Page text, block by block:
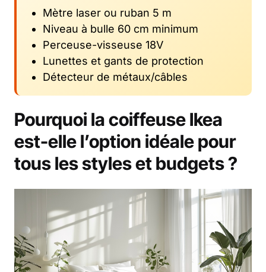
Mètre laser ou ruban 5 m
Niveau à bulle 60 cm minimum
Perceuse-visseuse 18V
Lunettes et gants de protection
Détecteur de métaux/câbles
Pourquoi la coiffeuse Ikea
est-elle l’option idéale pour
tous les styles et budgets ?